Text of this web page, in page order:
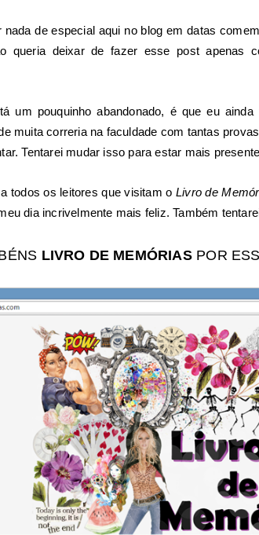
nada de especial aqui no blog em datas
queria deixar de fazer esse post apenas
um pouquinho abandonado, é que eu
muita correria na faculdade com tantas
Tentarei mudar isso para estar mais
todos os leitores que visitam o Livro de
dia incrivelmente mais feliz. Também
LIVRO DE MEMÓRIASPOR